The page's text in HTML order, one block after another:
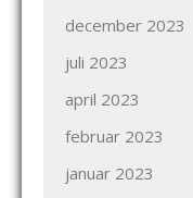
december 2023
juli 2023
april 2023
februar 2023
januar 2023